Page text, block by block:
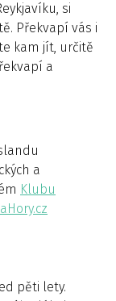
si
Překvapí vás i
kam jít, určitě
a
a
Klubu
pěti lety.